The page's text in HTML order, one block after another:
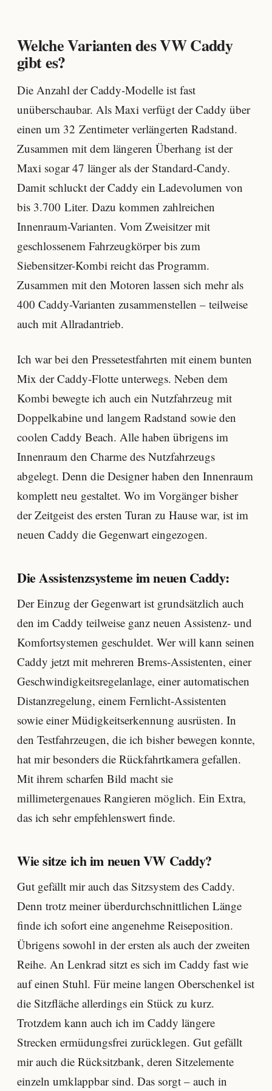
Welche Varianten des VW Caddy
gibt es?
Die Anzahl der Caddy-Modelle ist fast
unüberschaubar. Als Maxi verfügt der Caddy über
einen um 32 Zentimeter verlängerten Radstand.
Zusammen mit dem längeren Überhang ist der
Maxi sogar 47 länger als der Standard-Candy.
Damit schluckt der Caddy ein Ladevolumen von
bis 3.700 Liter. Dazu kommen zahlreichen
Innenraum-Varianten. Vom Zweisitzer mit
geschlossenem Fahrzeugkörper bis zum
Siebensitzer-Kombi reicht das Programm.
Zusammen mit den Motoren lassen sich mehr als
400 Caddy-Varianten zusammenstellen – teilweise
auch mit Allradantrieb.
Ich war bei den Pressetestfahrten mit einem bunten
Mix der Caddy-Flotte unterwegs. Neben dem
Kombi bewegte ich auch ein Nutzfahrzeug mit
Doppelkabine und langem Radstand sowie den
coolen Caddy Beach. Alle haben übrigens im
Innenraum den Charme des Nutzfahrzeugs
abgelegt. Denn die Designer haben den Innenraum
komplett neu gestaltet. Wo im Vorgänger bisher
der Zeitgeist des ersten Turan zu Hause war, ist im
neuen Caddy die Gegenwart eingezogen.
Die Assistenzsysteme im neuen Caddy:
Der Einzug der Gegenwart ist grundsätzlich auch
den im Caddy teilweise ganz neuen Assistenz- und
Komfortsystemen geschuldet. Wer will kann seinen
Caddy jetzt mit mehreren Brems-Assistenten, einer
Geschwindigkeitsregelanlage, einer automatischen
Distanzregelung, einem Fernlicht-Assistenten
sowie einer Müdigkeitserkennung ausrüsten. In
den Testfahrzeugen, die ich bisher bewegen konnte,
hat mir besonders die Rückfahrtkamera gefallen.
Mit ihrem scharfen Bild macht sie
millimetergenaues Rangieren möglich. Ein Extra,
das ich sehr empfehlenswert finde.
Wie sitze ich im neuen VW Caddy?
Gut gefällt mir auch das Sitzsystem des Caddy.
Denn trotz meiner überdurchschnittlichen Länge
finde ich sofort eine angenehme Reiseposition.
Übrigens sowohl in der ersten als auch der zweiten
Reihe. An Lenkrad sitzt es sich im Caddy fast wie
auf einen Stuhl. Für meine langen Oberschenkel ist
die Sitzfläche allerdings ein Stück zu kurz.
Trotzdem kann auch ich im Caddy längere
Strecken ermüdungsfrei zurücklegen. Gut gefällt
mir auch die Rücksitzbank, deren Sitzelemente
einzeln umklappbar sind. Das sorgt – auch in